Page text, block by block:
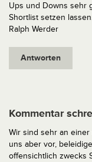
Ups und Downs sehr
Shortlist setzen
Ralph Werder
Antworten
Kommentar
Wir sind sehr an
uns aber vor,
offensichtlich zwecks